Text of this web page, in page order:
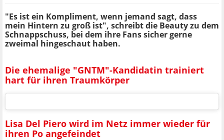
"Es ist ein Kompliment, wenn jemand sagt, dass
mein Hintern zu groß ist", schreibt die Beauty zu dem
Schnappschuss, bei dem ihre Fans sicher gerne
zweimal hingeschaut haben.
Die ehemalige "GNTM"-Kandidatin trainiert
hart für ihren Traumkörper
Lisa Del Piero wird im Netz immer wieder für
ihren Po angefeindet